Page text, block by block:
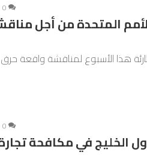
0
المتحدة من أجل
هذا الأسبوع لمناقشة واقعة حرق
0
الخليج في مكافحة